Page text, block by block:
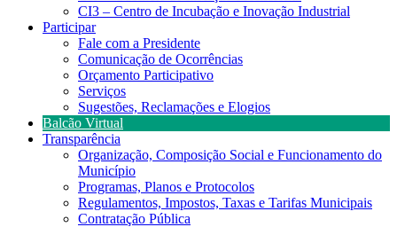
CI3 – Centro de Incubação e Inovação Industrial
Participar
Fale com a Presidente
Comunicação de Ocorrências
Orçamento Participativo
Serviços
Sugestões, Reclamações e Elogios
Balcão Virtual
Transparência
Organização, Composição Social e Funcionamento do
Município
Programas, Planos e Protocolos
Regulamentos, Impostos, Taxas e Tarifas Municipais
Contratação Pública